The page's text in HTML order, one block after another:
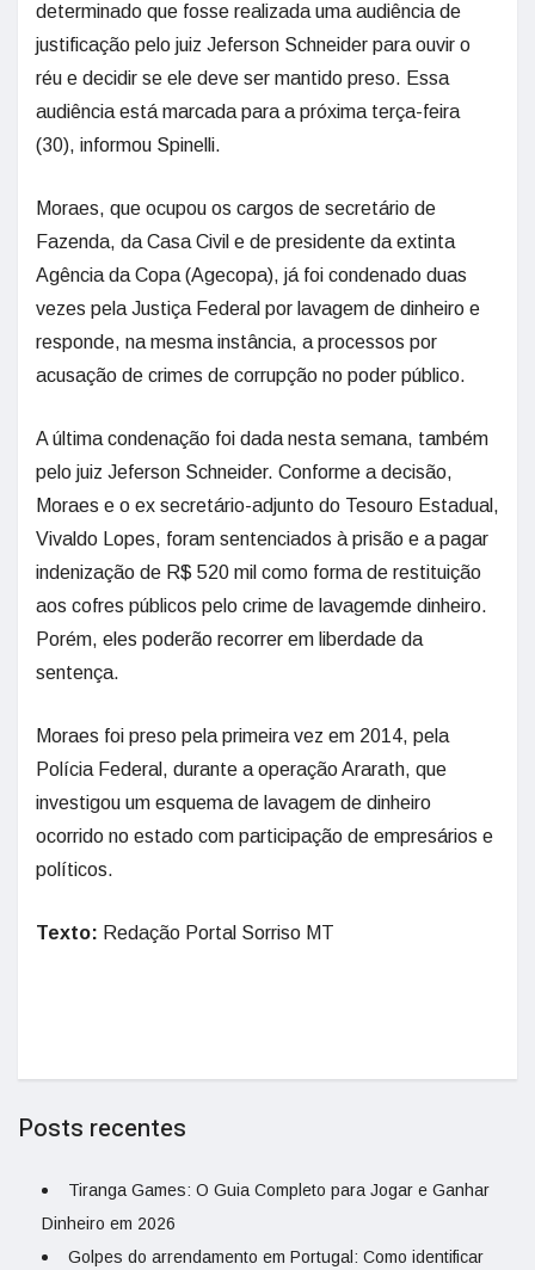
determinado que fosse realizada uma audiência de
justificação pelo juiz Jeferson Schneider para ouvir o
réu e decidir se ele deve ser mantido preso. Essa
audiência está marcada para a próxima terça-feira
(30), informou Spinelli.
Moraes, que ocupou os cargos de secretário de
Fazenda, da Casa Civil e de presidente da extinta
Agência da Copa (Agecopa), já foi condenado duas
vezes pela Justiça Federal por lavagem de dinheiro e
responde, na mesma instância, a processos por
acusação de crimes de corrupção no poder público.
A última condenação foi dada nesta semana, também
pelo juiz Jeferson Schneider. Conforme a decisão,
Moraes e o ex secretário-adjunto do Tesouro Estadual,
Vivaldo Lopes, foram sentenciados à prisão e a pagar
indenização de R$ 520 mil como forma de restituição
aos cofres públicos pelo crime de lavagemde dinheiro.
Porém, eles poderão recorrer em liberdade da
sentença.
Moraes foi preso pela primeira vez em 2014, pela
Polícia Federal, durante a operação Ararath, que
investigou um esquema de lavagem de dinheiro
ocorrido no estado com participação de empresários e
políticos.
Texto: Redação Portal Sorriso MT
Posts recentes
Tiranga Games: O Guia Completo para Jogar e Ganhar
Dinheiro em 2026
Golpes do arrendamento em Portugal: Como identificar